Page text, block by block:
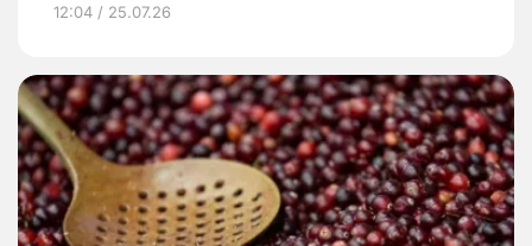
12:04 / 25.07.26